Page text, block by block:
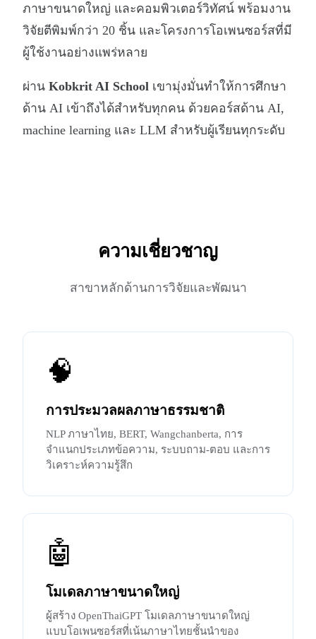
ภาษาขนาดใหญ่ และคอมพิวเตอร์วิทัศน์ พร้อมงาน
วิจัยตีพิมพ์กว่า 20 ชิ้น และโครงการโอเพนซอร์สที่มี
ผู้ใช้งานอย่างแพร่หลาย
ผ่าน Kobkrit AI School เขามุ่งมั่นทำให้การศึกษา
ด้าน AI เข้าถึงได้สำหรับทุกคน ด้วยคอร์สด้าน AI,
machine learning และ LLM สำหรับผู้เรียนทุกระดับ
ความเชี่ยวชาญ
สาขาหลักด้านการวิจัยและพัฒนา
🧠
การประมวลผลภาษาธรรมชาติ
NLP ภาษาไทย, BERT, Wangchanberta, การ
จำแนกประเภทข้อความ, ระบบถาม-ตอบ และการ
วิเคราะห์ความรู้สึก
🤖
โมเดลภาษาขนาดใหญ่
ผู้สร้าง OpenThaiGPT โมเดลภาษาขนาดใหญ่
แบบโอเพนซอร์สที่เน้นภาษาไทยชั้นนำของ